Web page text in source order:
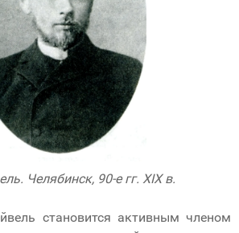
Челябинск, 90-е гг. XIX в.
становится активным членом